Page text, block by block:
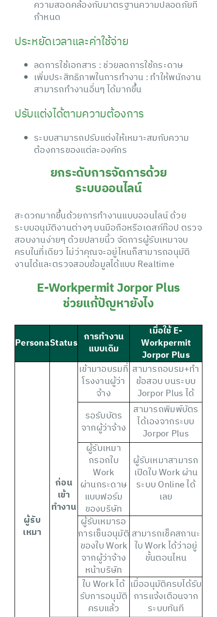
ความสอดคล้องกับมาตรฐานความปลอดภัยที่
กำหนด
ประหยัดเวลาและค่าใช้จ่าย
ลดการใช้เอกสาร : ช่วยลดการใช้กระดาษ
เพิ่มประสิทธิภาพในการทำงาน : ทำให้พนักงาน
สามารถทำงานอื่นๆ ได้มากขึ้น
ปรับแต่งได้ตามความต้องการ
ระบบสามารถปรับแต่งให้เหมาะสมกับความ
ต้องการของแต่ละองค์กร
ยกระดับการจัดการด้วย
ระบบออนไลน์
สะดวกมากขึ้นด้วยการทำงานแบบออนไลน์ ด้วย
ระบบอนุมัติงานต่างๆ บนมือถือหรือเดสก์ท๊อป ตรวจ
สอบงานง่ายๆ ด้วยปลายนิ้ว จัดการผู้รับเหมาจบ
ครบในที่เดียว ไม่ว่าคุณจะอยู่ไหนก็สามารถอนุมัติ
งานได้และตรวจสอบข้อมูลได้แบบ Realtime
E-Workpermit Jorpor Plus
ช่วยแก้ปัญหายังไง
PersonaStatus การทำงาน
แบบเดิม
เมื่อใช้E-
Workpermit
Jorpor Plus
ผู้รับ
เหมา
ก่อน
เข้า
ทำงาน
เข้ามาอบรมที่
โรงงานผู้ว่า
จ้าง
สามารถอบรม+ทำ
ข้อสอบ บนระบบ
Jorpor Plus ได้
รอรับบัตร
จากผู้ว่าจ้าง
สามารถพิมพ์บัตร
ได้เองจากระบบ
Jorpor Plus
ผู้รับเหมา
กรอกใบ
Work
ผ่านกระดาษ
แบบฟอร์ม
ของบริษัท
ผู้รับเหมาสามารถ
เปิดใบ Work ผ่าน
ระบบ Online ได้
เลย
ผู้รับเหมารอ
การเซ็นอนุมัติ
ของใบ Work
จากผู้ว่าจ้าง
หน้าบริษัท
สามารถเช็คสถานะ
ใบ Work ได้ว่าอยู่
ขั้นตอนไหน
ใบ Work ได้
รับการอนุมัติ
ครบแล้ว
เมื่ออนุมัติครบได้รับ
การแจ้งเตือนจาก
ระบบทันที